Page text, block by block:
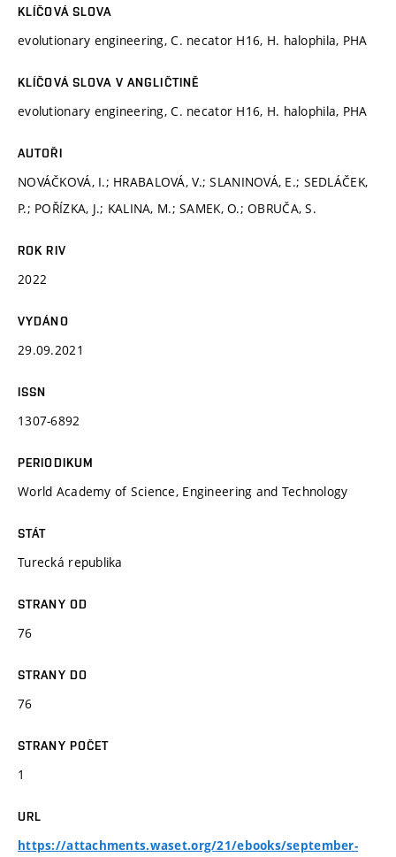
KLÍČOVÁ SLOVA
evolutionary engineering, C. necator H16, H. halophila, PHA
KLÍČOVÁ SLOVA V ANGLIČTINĚ
evolutionary engineering, C. necator H16, H. halophila, PHA
AUTOŘI
NOVÁČKOVÁ, I.; HRABALOVÁ, V.; SLANINOVÁ, E.; SEDLÁČEK,
P.; POŘÍZKA, J.; KALINA, M.; SAMEK, O.; OBRUČA, S.
ROK RIV
2022
VYDÁNO
29.09.2021
ISSN
1307-6892
PERIODIKUM
World Academy of Science, Engineering and Technology
STÁT
Turecká republika
STRANY OD
76
STRANY DO
76
STRANY POČET
1
URL
https://attachments.waset.org/21/ebooks/september-